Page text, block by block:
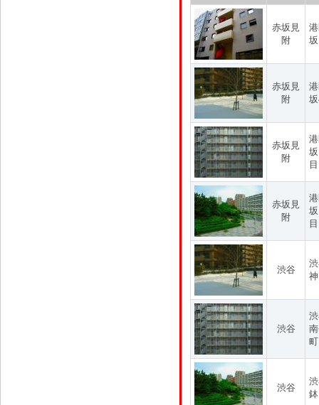
赤坂見
附
赤坂見
附
赤坂見
附
目
赤坂見
附
目
渋谷
渋谷
渋谷